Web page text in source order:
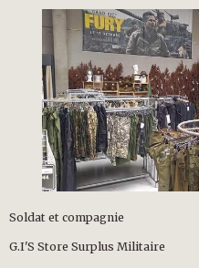
Soldat et compagnie
G.I'S Store Surplus Militaire